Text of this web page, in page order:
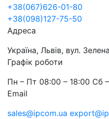
+38(067)626-01-80
+38(098)127-75-50
Адреса
Україна, Львів, вул.
Графік роботи
Пн – Пт 08:00 – 18:00 Сб
Email
sales@ipcom.ua